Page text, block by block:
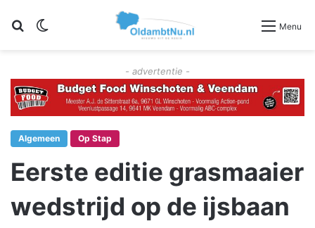
Zoeken Menu
- advertentie -
Algemeen Op Stap
Eerste editie grasmaaier
wedstrijd op de ijsbaan